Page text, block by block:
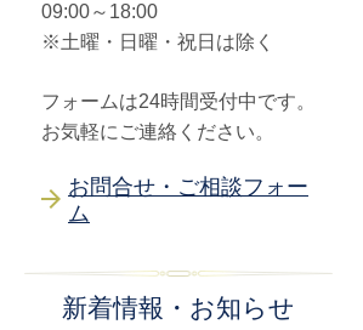
09:00～18:00
※土曜・日曜・祝日は除く
フォームは24時間受付中です。
お気軽にご連絡ください。
お問合せ・ご相談フォー
ム
新着情報・お知らせ